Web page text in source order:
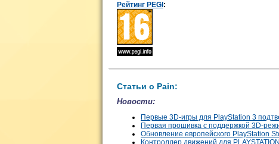
Рейтинг PEGI :
Статьи о Pain:
Новости:
Первые 3D-игры для PlayStation 3
Первая прошивка c поддержкой 3D-
Обновление европейского PlayStation
Контроллер движений для